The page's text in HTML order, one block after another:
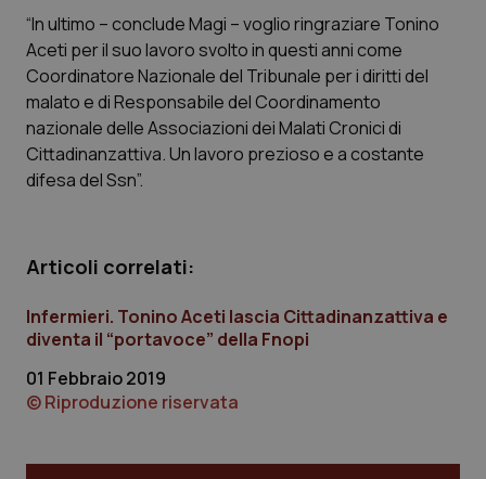
Basilicata
Calabria
Campania
Emilia-Romagna
Liguria
Lombardia
Marche
Artrite & artrosi
Asma & BPCO
Car-T
Colesterolo & coronaropatie
Disturbi dell’umore
Dolore
Donna & Salute
“In ultimo – conclude Magi – voglio ringraziare Tonino
Aceti per il suo lavoro svolto in questi anni come
Coordinatore Nazionale del Tribunale per i diritti del
malato e di Responsabile del Coordinamento
nazionale delle Associazioni dei Malati Cronici di
Cittadinanzattiva. Un lavoro prezioso e a costante
difesa del Ssn”.
Articoli correlati:
Infermieri. Tonino Aceti lascia Cittadinanzattiva e
diventa il “portavoce” della Fnopi
01 Febbraio 2019
© Riproduzione riservata